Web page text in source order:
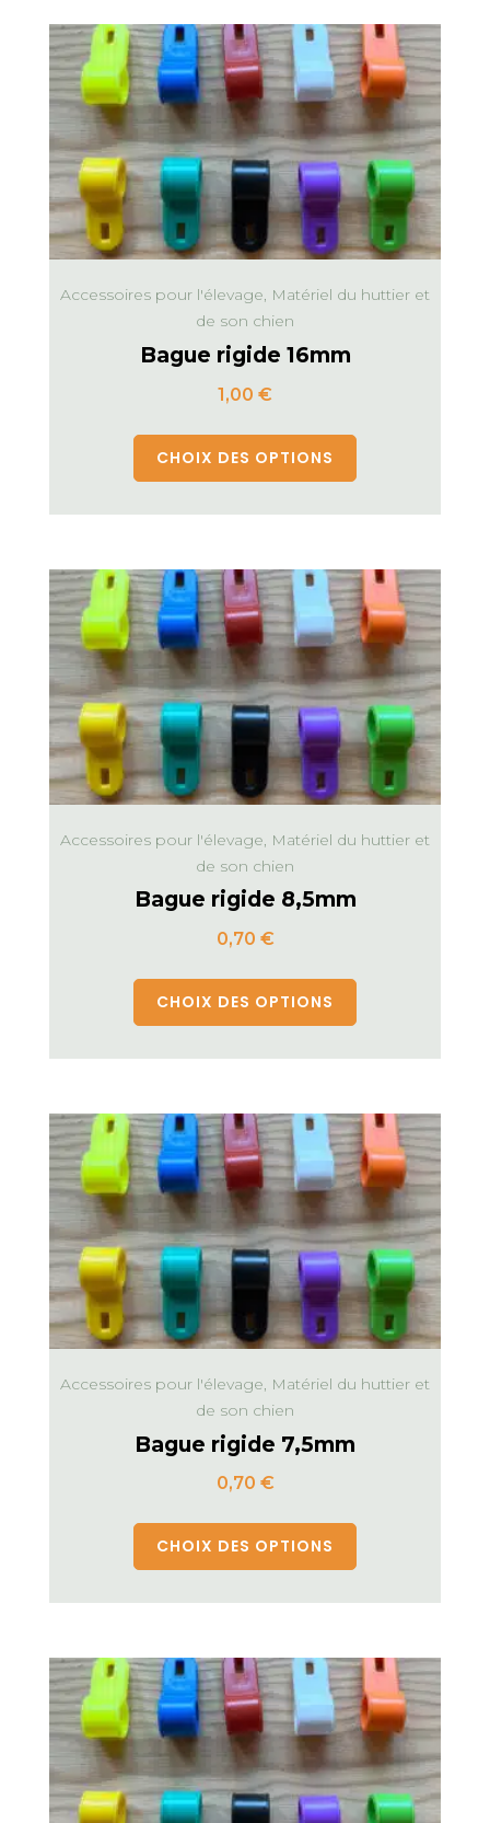
Accessoires pour l'élevage, Matériel du huttier et
de son chien
Bague rigide 16mm
1,00 €
CHOIX DES OPTIONS
Accessoires pour l'élevage, Matériel du huttier et
de son chien
Bague rigide 8,5mm
0,70 €
CHOIX DES OPTIONS
Accessoires pour l'élevage, Matériel du huttier et
de son chien
Bague rigide 7,5mm
0,70 €
CHOIX DES OPTIONS